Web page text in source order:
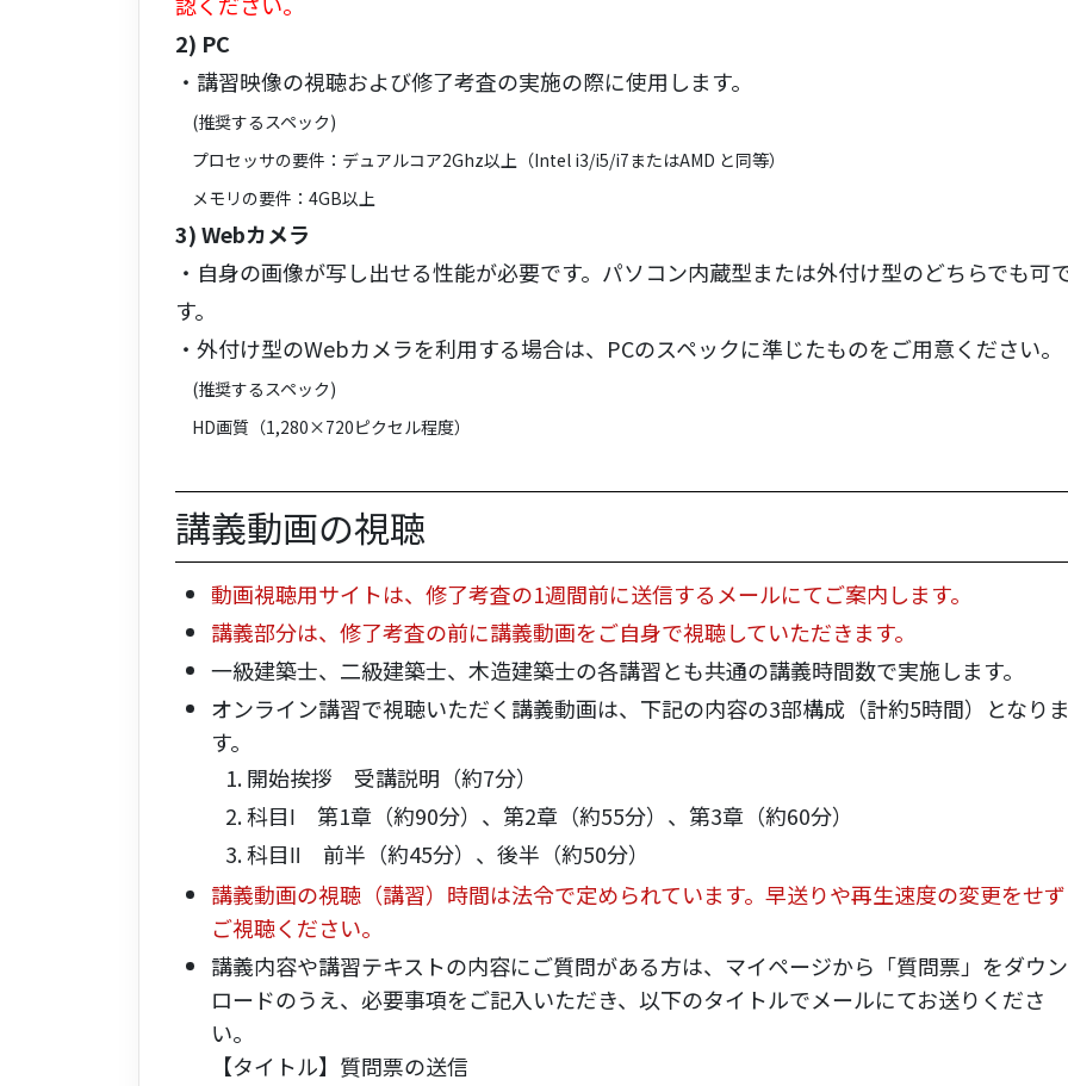
2) PC
・講習映像の視聴および修了考査の実施の際に使用します。
(推奨するスペック)
プロセッサの要件：デュアルコア2Ghz以上（Intel i3/i5/i7またはAMD と同等）
メモリの要件：4GB以上
3) Webカメラ
・自身の画像が写し出せる性能が必要です。パソコン内蔵型または外付け型のどちらでも可
す。
・外付け型のWebカメラを利用する場合は、PCのスペックに準じたものをご用意ください。
(推奨するスペック)
HD画質（1,280×720ピクセル程度）
講義動画の視聴
動画視聴用サイトは、修了考査の1週間前に送信するメールにてご案内します。
講義部分は、修了考査の前に講義動画をご自身で視聴していただきます。
一級建築士、二級建築士、木造建築士の各講習とも共通の講義時間数で実施します。
オンライン講習で視聴いただく講義動画は、下記の内容の3部構成（計約5時間）となり
す。
開始挨拶 受講説明（約7分）
科目Ⅰ 第1章（約90分）、第2章（約55分）、第3章（約60分）
科目Ⅱ 前半（約45分）、後半（約50分）
講義動画の視聴（講習）時間は法令で定められています。早送りや再生速度の変更をせ
ご視聴ください。
講義内容や講習テキストの内容にご質問がある方は、マイページから「質問票」をダウン
ロードのうえ、必要事項をご記入いただき、以下のタイトルでメールにてお送りくださ
い。
【タイトル】質問票の送信